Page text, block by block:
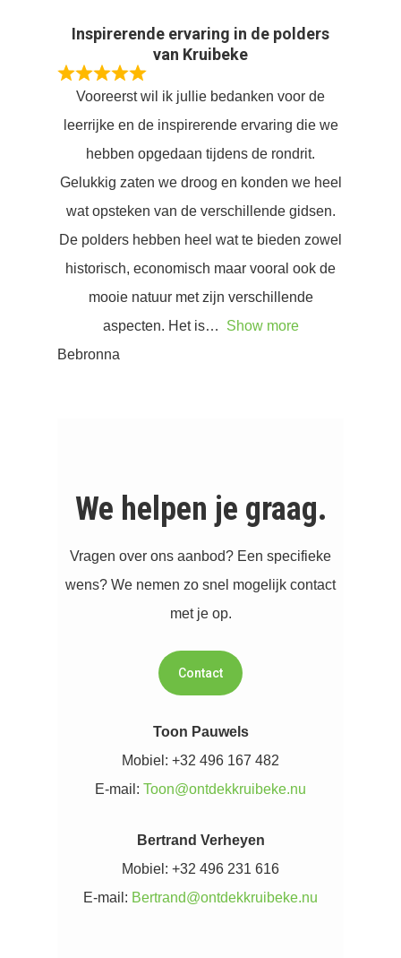
Inspirerende ervaring in de polders
van Kruibeke
Vooreerst wil ik jullie bedanken voor de
leerrijke en de inspirerende ervaring die we
hebben opgedaan tijdens de rondrit.
Gelukkig zaten we droog en konden we heel
wat opsteken van de verschillende gidsen.
De polders hebben heel wat te bieden zowel
historisch, economisch maar vooral ook de
mooie natuur met zijn verschillende
aspecten. Het is
Show more
Bebronna
We helpen je graag.
Vragen over ons aanbod? Een specifieke
wens? We nemen zo snel mogelijk contact
met je op.
Contact
Toon Pauwels
Mobiel: +32 496 167 482
E-mail: Toon@ontdekkruibeke.nu
Bertrand Verheyen
Mobiel: +32 496 231 616
E-mail: Bertrand@ontdekkruibeke.nu